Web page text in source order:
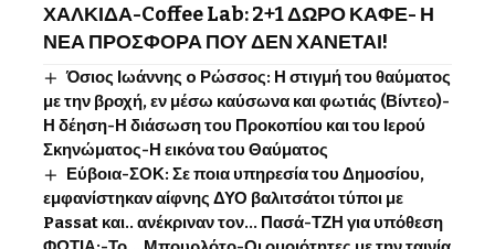
ΧΑΛΚΙΔΑ-Coffee Lab: 2+1 ΔΩΡΟ ΚΑΦΕ- Η
ΝΕΑ ΠΡΟΣΦΟΡΑ ΠΟΥ ΔΕΝ ΧΑΝΕΤΑΙ!
Όσιος Ιωάννης o Ρώσσος: Η στιγμή του θαύματος
με την βροχή, εν μέσω καύσωνα και φωτιάς (Βίντεο)-
Η δέηση-Η διάσωση του Προκοπίου και του Ιερού
Σκηνώματος-Η εικόνα του Θαύματος
Εύβοια-ΣΟΚ: Σε ποια υπηρεσία του Δημοσίου,
εμφανίστηκαν αίφνης ΔΥΟ βαλιτσάτοι τύποι με
Passat και.. ανέκριναν τον… Πασά-ΤΖΗ για υπόθεση